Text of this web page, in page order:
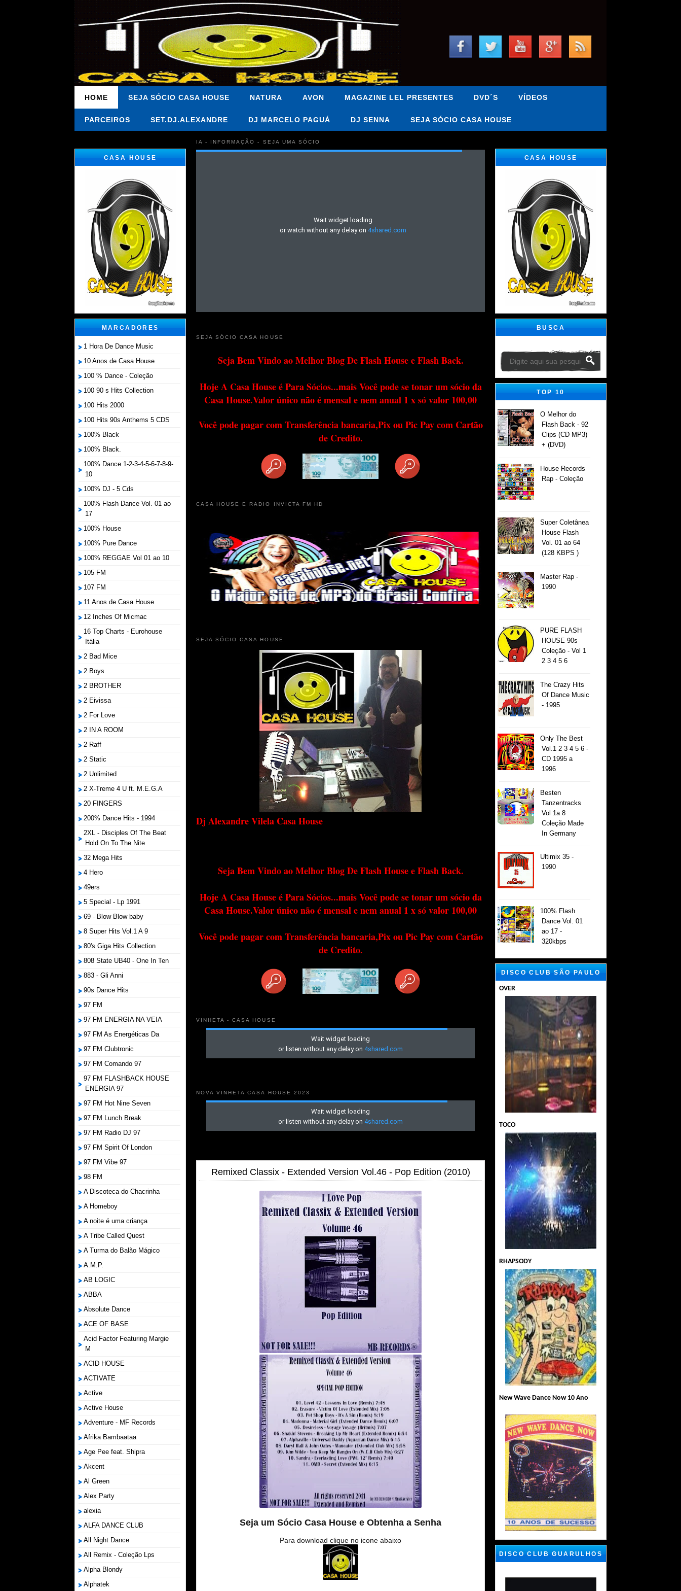
HOME SEJA SÓCIO CASA HOUSE NATURA AVON MAGAZINE LEL PRESENTES DVD´S VÍDEOS
PARCEIROS SET.DJ.ALEXANDRE DJ MARCELO PAGUÁ DJ SENNA SEJA SÓCIO CASA HOUSE
CASA HOUSE
MARCADORES
1 Hora De Dance Music
10 Anos de Casa House
100 % Dance - Coleção
100 90 s Hits Collection
100 Hits 2000
100 Hits 90s Anthems 5 CDS
100% Black
100% Black.
100% Dance 1-2-3-4-5-6-7-8-9-
10
100% DJ - 5 Cds
100% Flash Dance Vol. 01 ao
17
100% House
100% Pure Dance
100% REGGAE Vol 01 ao 10
105 FM
107 FM
11 Anos de Casa House
12 Inches Of Micmac
16 Top Charts - Eurohouse
Itália
2 Bad Mice
2 Boys
2 BROTHER
2 Eivissa
2 For Love
2 IN A ROOM
2 Raff
2 Static
2 Unlimited
2 X-Treme 4 U ft. M.E.G.A
20 FINGERS
200% Dance Hits - 1994
2XL - Disciples Of The Beat
Hold On To The Nite
32 Mega Hits
4 Hero
49ers
5 Special - Lp 1991
69 - Blow Blow baby
8 Super Hits Vol.1 A 9
80's Giga Hits Collection
808 State UB40 - One In Ten
883 - Gli Anni
90s Dance Hits
97 FM
97 FM ENERGIA NA VEIA
97 FM As Energéticas Da
97 FM Clubtronic
97 FM Comando 97
97 FM FLASHBACK HOUSE
ENERGIA 97
97 FM Hot Nine Seven
97 FM Lunch Break
97 FM Radio DJ 97
97 FM Spirit Of London
97 FM Vibe 97
98 FM
A Discoteca do Chacrinha
A Homeboy
A noite é uma criança
A Tribe Called Quest
A Turma do Balão Mágico
A.M.P.
AB LOGIC
ABBA
Absolute Dance
ACE OF BASE
Acid Factor Featuring Margie
M
ACID HOUSE
ACTIVATE
Active
Active House
Adventure - MF Records
Afrika Bambaataa
Age Pee feat. Shipra
Akcent
Al Green
Alex Party
alexia
ALFA DANCE CLUB
All Night Dance
All Remix - Coleção Lps
Alpha Blondy
Alphatek
IA - INFORMAÇÃO - SEJA UMA SÓCIO
SEJA SÓCIO CASA HOUSE
Seja Bem Vindo ao Melhor Blog De Flash House e Flash Back.
Hoje A Casa House é Para Sócios...mais Você pode se tonar um sócio da
Casa House.Valor único não é mensal e nem anual 1 x só valor 100,00
Você pode pagar com Transferência bancaria,Pix ou Pic Pay com Cartão
de Credito.
CASA HOUSE E RADIO INVICTA FM HD
SEJA SÓCIO CASA HOUSE
Dj Alexandre Vilela Casa House
Seja Bem Vindo ao Melhor Blog De Flash House e Flash Back.
Hoje A Casa House é Para Sócios...mais Você pode se tonar um sócio da
Casa House.Valor único não é mensal e nem anual 1 x só valor 100,00
Você pode pagar com Transferência bancaria,Pix ou Pic Pay com Cartão
de Credito.
VINHETA - CASA HOUSE
NOVA VINHETA CASA HOUSE 2023
Remixed Classix - Extended Version Vol.46 - Pop Edition (2010)
Seja um Sócio Casa House e Obtenha a Senha
Para download clique no icone abaixo
CASA HOUSE
BUSCA
TOP 10
O Melhor do
Flash Back - 92
Clips (CD MP3)
+ (DVD)
House Records
Rap - Coleção
Super Coletânea
House Flash
Vol. 01 ao 64
(128 KBPS )
Master Rap -
1990
PURE FLASH
HOUSE 90s
Coleção - Vol 1
2 3 4 5 6
The Crazy Hits
Of Dance Music
- 1995
Only The Best
Vol.1 2 3 4 5 6 -
CD 1995 a
1996
Besten
Tanzentracks
Vol 1a 8
Coleção Made
In Germany
Ultimix 35 -
1990
100% Flash
Dance Vol. 01
ao 17 -
320kbps
DISCO CLUB SÃO PAULO
OVER
TOCO
RHAPSODY
New Wave Dance Now 10 Ano
DISCO CLUB GUARULHOS